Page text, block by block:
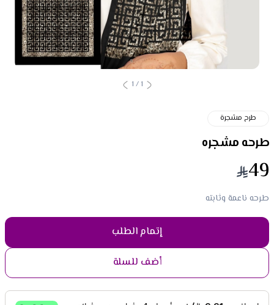
1
/
1
طرح مشجرة
طرحه مشجره
49
طرحه ناعمة وثابته
إتمام الطلب
أضف للسلة